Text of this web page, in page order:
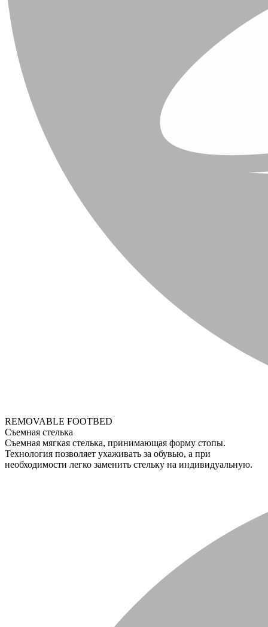
REMOVABLE FOOTBED
Съемная стелька
Съемная мягкая стелька, принимающая форму стопы.
Технология позволяет ухаживать за обувью, а при
необходимости легко заменить стельку на индивидуальную.